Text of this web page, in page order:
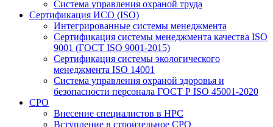
Система управления охраной труда
Сертификация ИСО (ISO)
Интегрированные системы менеджмента
Сертификация системы менеджмента качества ISO
9001 (ГОСТ ISO 9001-2015)
Сертификация системы экологического
менеджмента ISO 14001
Система управления охраной здоровья и
безопасности персонала ГОСТ Р ISO 45001-2020
СРО
Внесение специалистов в НРС
Вступление в строительное СРО